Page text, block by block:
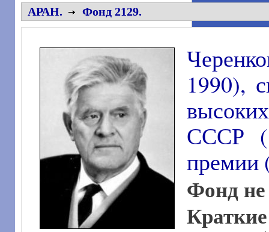
АРАН. Фонд 2129.
1990),
СССР
премии
Фонд не